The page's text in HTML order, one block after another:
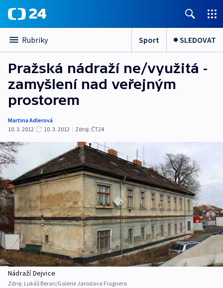
Rubriky Sport SLEDOVAT
Pražská nádraží ne/využitá -
zamyšlení nad veřejným
prostorem
Martina Adlerová
10. 3. 2012
10. 3. 2012 | Zdroj: ČT24
Nádraží Dejvice
Zdroj: Lukáš Beran/Galerie Jaroslava Fragnera